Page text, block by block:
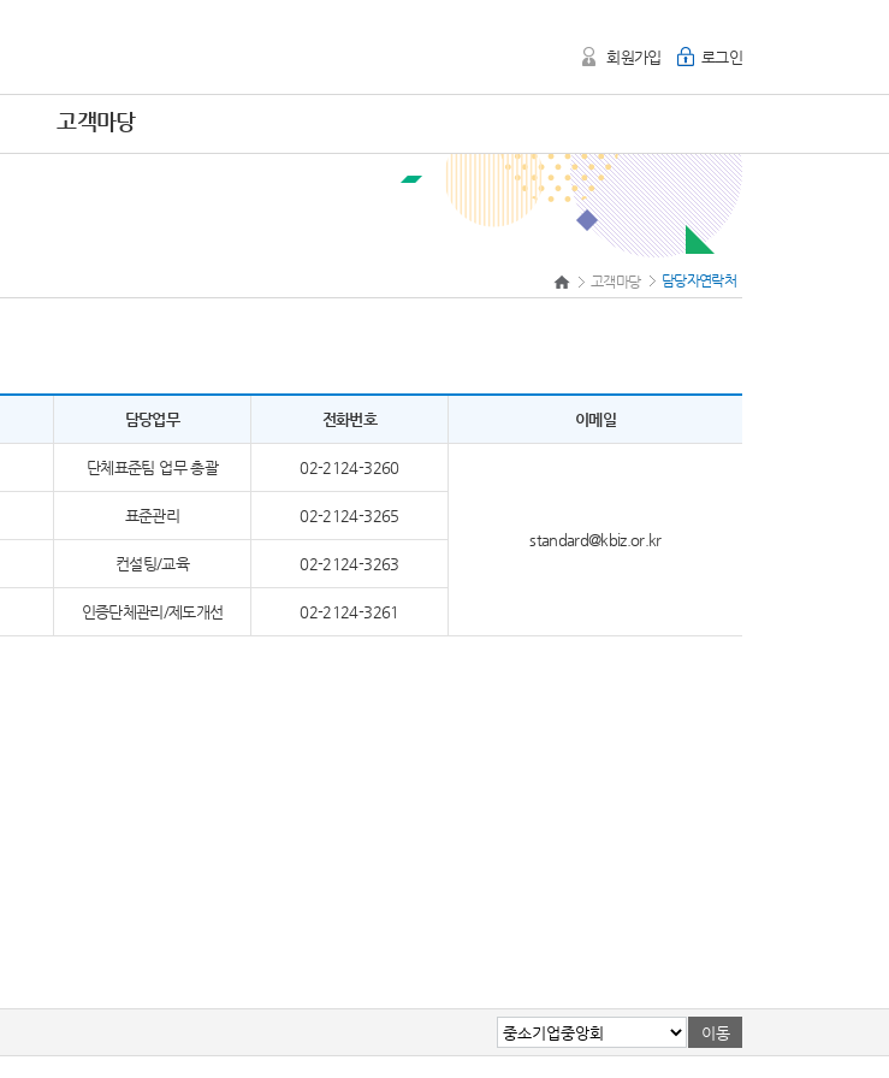
회원가입 로그인
고객마당
고객마당 담당자연락처
담당업무 전화번호 이메일
단체표준팀 업무 총괄 02-2124-3260
standard@kbiz.or.kr
표준관리 02-2124-3265
컨설팅/교육 02-2124-3263
인증단체관리/제도개선 02-2124-3261